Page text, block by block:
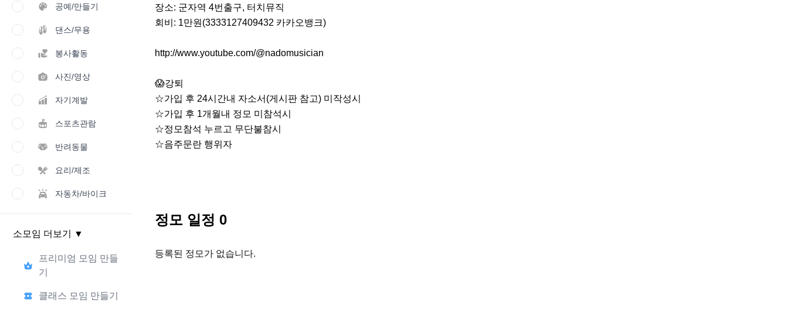
공예/만들기
댄스/무용
봉사활동
사진/영상
자기계발
스포츠관람
반려동물
요리/제조
자동차/바이크
소모임 더보기 ▼
프리미엄 모임 만들
기
클래스 모임 만들기
장소: 군자역 4번출구, 터치뮤직
회비: 1만원(3333127409432 카카오뱅크)
http://www.youtube.com/@nadomusician
😱강퇴
☆가입 후 24시간내 자소서(게시판 참고) 미작성시
☆가입 후 1개월내 정모 미참석시
☆정모참석 누르고 무단불참시
☆음주문란 행위자
정모 일정 0
등록된 정모가 없습니다.